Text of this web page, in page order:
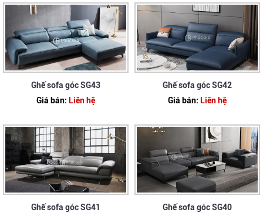
Ghế sofa góc SG43
Giá bán: Liên hệ
Ghế sofa góc SG42
Giá bán: Liên hệ
Ghế sofa góc SG41 Ghế sofa góc SG40